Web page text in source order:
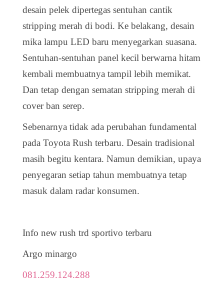
desain pelek dipertegas sentuhan cantik
stripping merah di bodi. Ke belakang, desain
mika lampu LED baru menyegarkan suasana.
Sentuhan-sentuhan panel kecil berwarna hitam
kembali membuatnya tampil lebih memikat.
Dan tetap dengan sematan stripping merah di
cover ban serep.
Sebenarnya tidak ada perubahan fundamental
pada Toyota Rush terbaru. Desain tradisional
masih begitu kentara. Namun demikian, upaya
penyegaran setiap tahun membuatnya tetap
masuk dalam radar konsumen.
Info new rush trd sportivo terbaru
Argo minargo
081.259.124.288